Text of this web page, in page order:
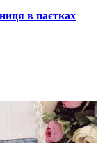
в паєтках